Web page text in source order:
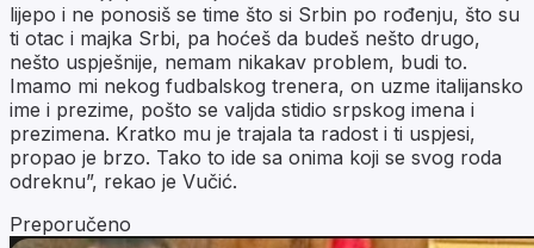
lijepo i ne ponosiš se time što si Srbin po rođenju, što su
ti otac i majka Srbi, pa hoćeš da budeš nešto drugo,
nešto uspješnije, nemam nikakav problem, budi to.
Imamo mi nekog fudbalskog trenera, on uzme italijansko
ime i prezime, pošto se valjda stidio srpskog imena i
prezimena. Kratko mu je trajala ta radost i ti uspjesi,
propao je brzo. Tako to ide sa onima koji se svog roda
odreknu”, rekao je Vučić.
Preporučeno